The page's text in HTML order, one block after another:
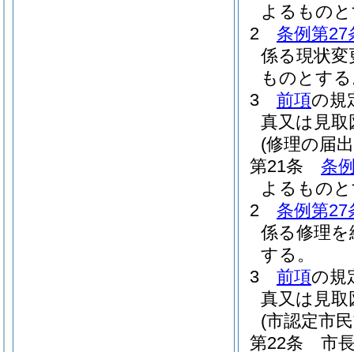
よるもの
2
条例第27
係る現状
ものとす
3
前項の規
真又は見
(修理の届
第21条
条
よるもの
2
条例第27
係る修理
する。
3
前項の規
真又は見
(市認定市
第22条
市